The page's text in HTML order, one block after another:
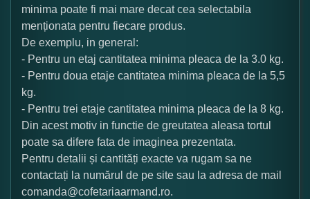
minima poate fi mai mare decat cea selectabila
menționata pentru fiecare produs.
De exemplu, in general:
- Pentru un etaj cantitatea minima pleaca de la 3.0 kg.
- Pentru doua etaje cantitatea minima pleaca de la 5,5
kg.
- Pentru trei etaje cantitatea minima pleaca de la 8 kg.
Din acest motiv in functie de greutatea aleasa tortul
poate sa difere fata de imaginea prezentata.
Pentru detalii și cantități exacte va rugam sa ne
contactați la numărul de pe site sau la adresa de mail
comanda@cofetariaarmand.ro.